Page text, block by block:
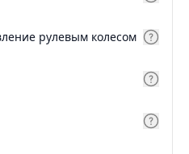
рулевым колесом